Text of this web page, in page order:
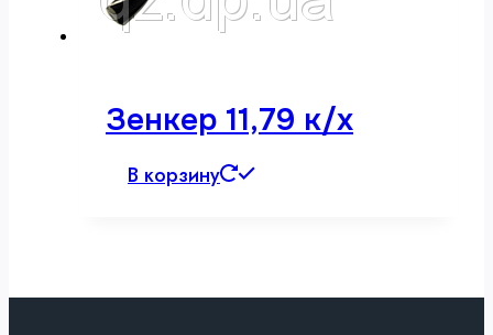
Зенкер 11,79 к/х
В корзину